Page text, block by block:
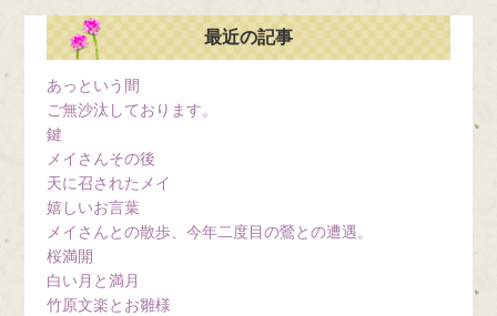
最近の記事
あっという間
ご無沙汰しております。
鍵
メイさんその後
天に召されたメイ
嬉しいお言葉
メイさんとの散歩、今年二度目の鶯との遭遇。
桜満開
白い月と満月
竹原文楽とお雛様